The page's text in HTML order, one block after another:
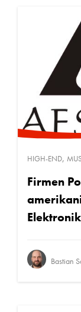
HIGH-END,
Firmen
Bastian